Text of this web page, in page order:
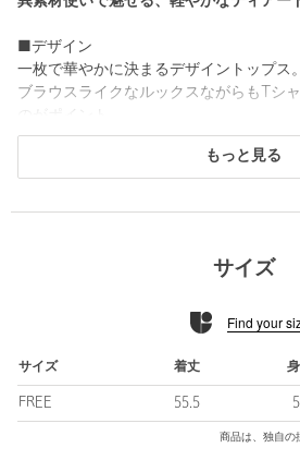
■デザイン
一枚で華やかに決まるデザイントップス。
ブラウスライクなルックスながらもTシ
裾部分には適度にハリ感の出る布帛の素
シンプルでありながらも、立体感のある
日々のコーデに馴染みやすく、着回し力
ラフになりすぎない大人のTシャツです。
■コーディネート
細身のパンツと合わせたきれいめなお仕
可愛らしくなりすぎないようにカジュア
もっと見る
サイズ
Find your
サイズ 着丈
FREE 55.5
商品は、独自の